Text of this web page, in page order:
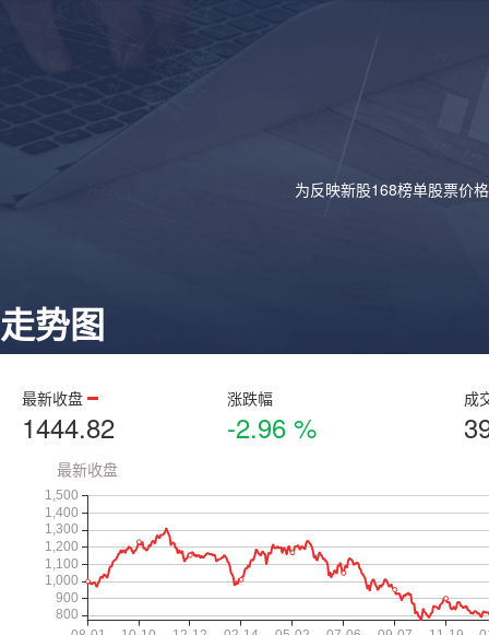
为反映新股168榜单股票价
走势图
最新收盘
1444.82
涨跌幅
-2.96 %
成